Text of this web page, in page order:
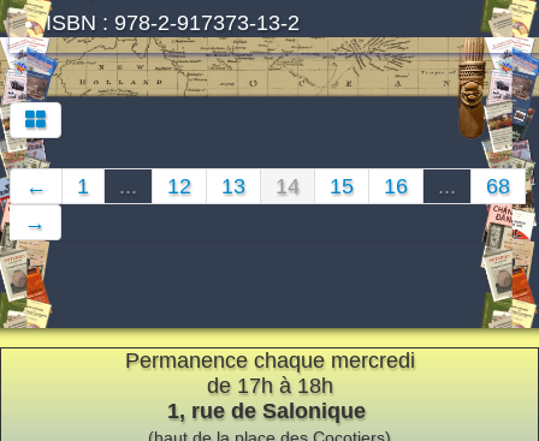
ISBN : 978-2-917373-13-2
← 1 ... 12 13 14 15 16 ...
68
→
Permanence chaque mercredi
de 17h à 18h
1, rue de Salonique